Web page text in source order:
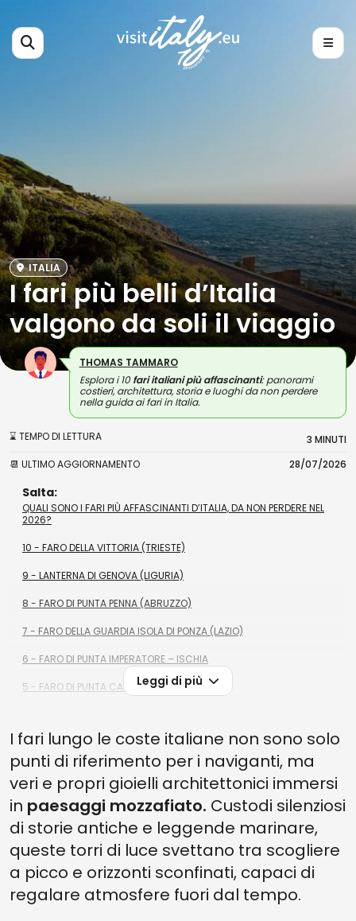
ITALIA
I fari più belli d’Italia
valgono da soli il viaggio
THOMAS TAMMARO
Esplora i 10fari italiani più affascinanti: panorami
costieri, architettura, storia e luoghi da non perdere
nella guida ai fari in Italia.
⌛ TEMPO DI LETTURA
3 MINUTI
📆 ULTIMO AGGIORNAMENTO
28/07/2026
Salta:
QUALI SONO I FARI PIÙ AFFASCINANTI D’ITALIA, DA NON PERDERE NEL
2026?
10 - FARO DELLA VITTORIA (TRIESTE)
9 - LANTERNA DI GENOVA (LIGURIA)
8 - FARO DI PUNTA PENNA (ABRUZZO)
7 - FARO DELLA GUARDIA ISOLA DI PONZA (LAZIO)
6 - FARO DI PUNTA IMPERATORE – ISCHIA
5 - FARO DI PUNTA CARENA (CAPRI)
3 - FARO DI CAPO MURRO DI PORCO (SICILIA)
2 - FARO DI PUNTA SECCA (SICILIA)
1 - FARO DI PUNTA SOTTILE (FAVIGNANA, SICILIA)
Leggi di più
I fari lungo le coste italiane non sono solo
punti di riferimento per i naviganti, ma
veri e propri gioielli architettonici immersi
in paesaggi mozzafiato. Custodi silenziosi
di storie antiche e leggende marinare,
queste torri di luce svettano tra scogliere
a picco e orizzonti sconfinati, capaci di
regalare atmosfere fuori dal tempo.